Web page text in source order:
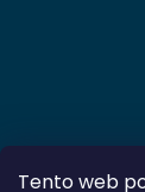
Tento web